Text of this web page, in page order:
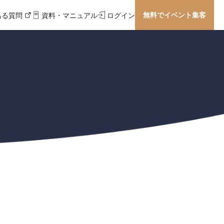
る質問 資料・マニュアル ログイン 無料でイベント集客